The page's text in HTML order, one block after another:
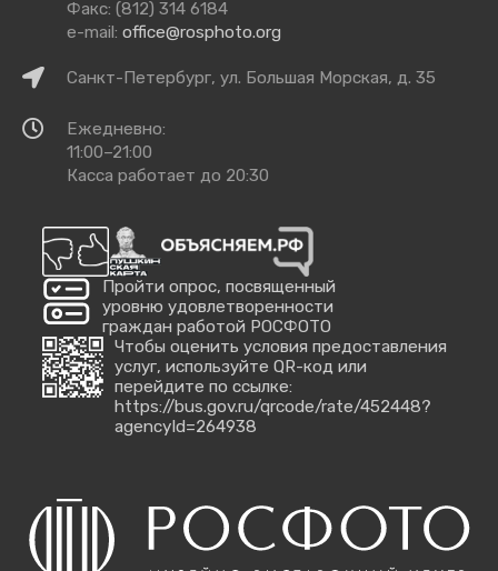
намиФакс: (812) 314 6184
e-mail: office@rosphoto.org
КакСанкт-Петербург, ул. Большая Морская, д. 35
Время
работы
Ежедневно:
11:00–21:00
Касса работает до 20:30
Пройти опрос, посвященный
уровню удовлетворенности
граждан работой РОСФОТО
Чтобы оценить условия предоставления
услуг, используйте QR-код или
перейдите по ссылке:
https://bus.gov.ru/qrcode/rate/452448?
agencyId=264938